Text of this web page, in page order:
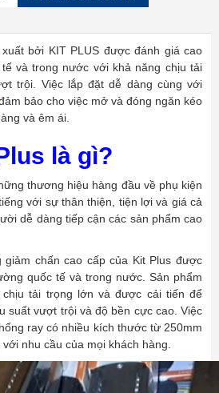
bởi KIT PLUS được đánh giá cao
và trong nước với khả năng chịu tải
trội. Việc lắp đặt dễ dàng cùng với
bảo cho việc mở và đóng ngăn kéo
và êm ái.
là gì?
thương hiệu hàng đầu về phụ kiện
với sự thân thiện, tiện lợi và giá cả
dễ dàng tiếp cận các sản phẩm cao
giảm chấn cao cấp của Kit Plus được
quốc tế và trong nước. Sản phẩm
tải trọng lớn và được cải tiến để
suất vượt trội và độ bền cực cao. Việc
ray có nhiều kích thước từ 250mm
nhu cầu của mọi khách hàng.